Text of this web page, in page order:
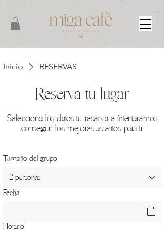
Inicio RESERVAS
Reserva tu lugar
Selecciona los datos tu reserva e intentaremos
conseguir los mejores asientos para ti.
Tamaño del grupo
2 personas
Fecha
Horario